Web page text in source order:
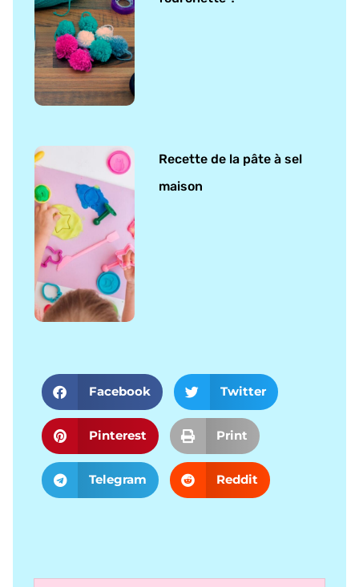
Recette de la pâte à sel
maison
Facebook Twitter
Pinterest Print
Telegram Reddit